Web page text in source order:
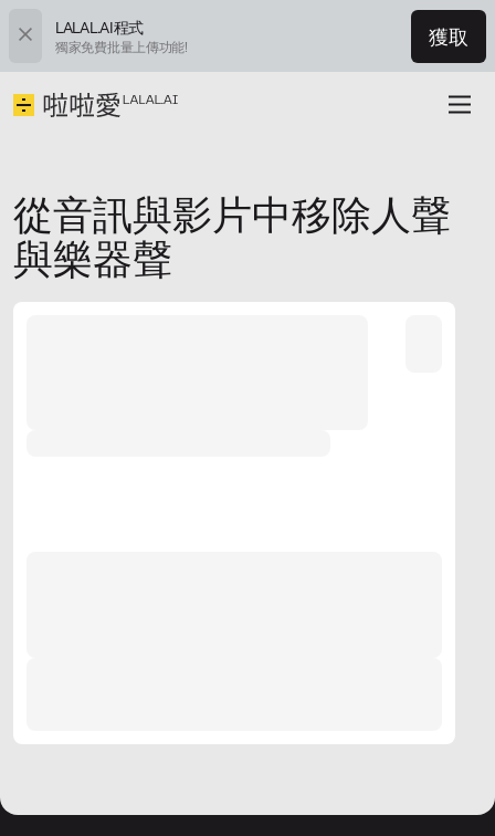
LALAL.AI程式
獨家免費批量上傳功能! 獲取
從音訊與影片中移除人聲
與樂器聲